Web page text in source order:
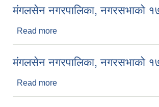
मंगलसेन नगरपालिका, नगरसभाको
Read more
मंगलसेन नगरपालिका, नगरसभाको
Read more